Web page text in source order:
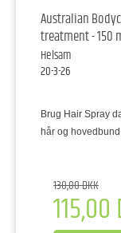
Australian
treatment - 150
Helsam
20-3-26
Brug Hair Spray
hår og hovedbund
130,00 DKK
115,00